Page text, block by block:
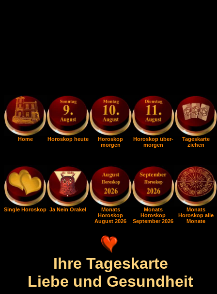
Home Horoskop heute
Horoskop
morgen
Horoskop über-
morgen
Tageskarte
ziehen
Single Horoskop Ja Nein Orakel
Monats
Horoskop
August 2026
Monats
Horoskop
September 2026
Monats
Horoskop alle
Monate
Ihre Tageskarte
Liebe und Gesundheit